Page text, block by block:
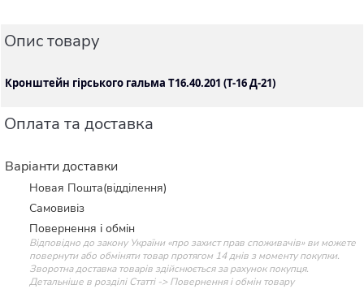
Опис товару
Кронштейн гірського гальма Т16.40.201 (Т-16 Д-21)
Оплата та доставка
Варіанти доставки
Новая Пошта(відділення)
Самовивіз
Повернення і обмін
Відповідно до закону України «про захист прав споживачів» ви можете
повернути або обміняти товар протягом 14 днів з моменту покупки.
Зворотна доставка товарів здійснюється за рахунок покупця.
Детальніше в розділі Статті -> Повернення і обмін товару